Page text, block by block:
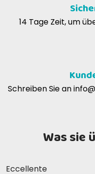
14 Tage Zeit, um
Schreiben Sie an
Was sie
Eccellente